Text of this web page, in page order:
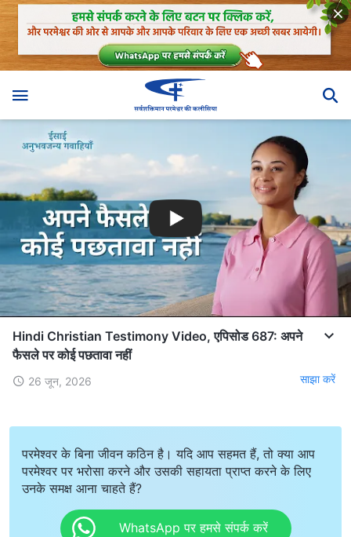
Hindi Christian Testimony Video, एपिसोड 687: अपने
फैसले पर कोई पछतावा नहीं
26 जून, 2026 साझा करें
परमेश्वर के बिना जीवन कठिन है। यदि आप सहमत हैं, तो क्या आप
परमेश्वर पर भरोसा करने और उसकी सहायता प्राप्त करने के लिए
उनके समक्ष आना चाहते हैं?
WhatsApp पर हमसे संपर्क करें